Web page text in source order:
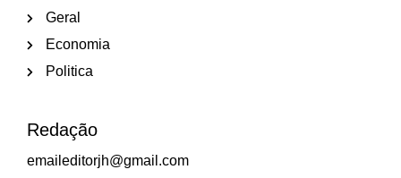
Geral
Economia
Politica
Redação
emaileditorjh@gmail.com